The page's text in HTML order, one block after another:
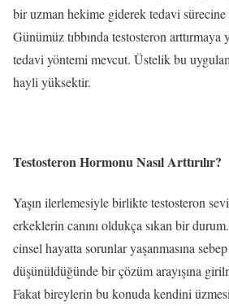
bir uzman hekime giderek tedavi sürecine
Günümüz tıbbında testosteron
tedavi yöntemi mevcut. Üstelik bu
hayli yüksektir.
Testosteron Hormonu Nasıl Arttırılır?
Yaşın ilerlemesiyle birlikte testosteron
erkeklerin canını oldukça sıkan bir
cinsel hayatta sorunlar yaşanmasına
düşünüldüğünde bir çözüm arayışına
Fakat bireylerin bu konuda kendini